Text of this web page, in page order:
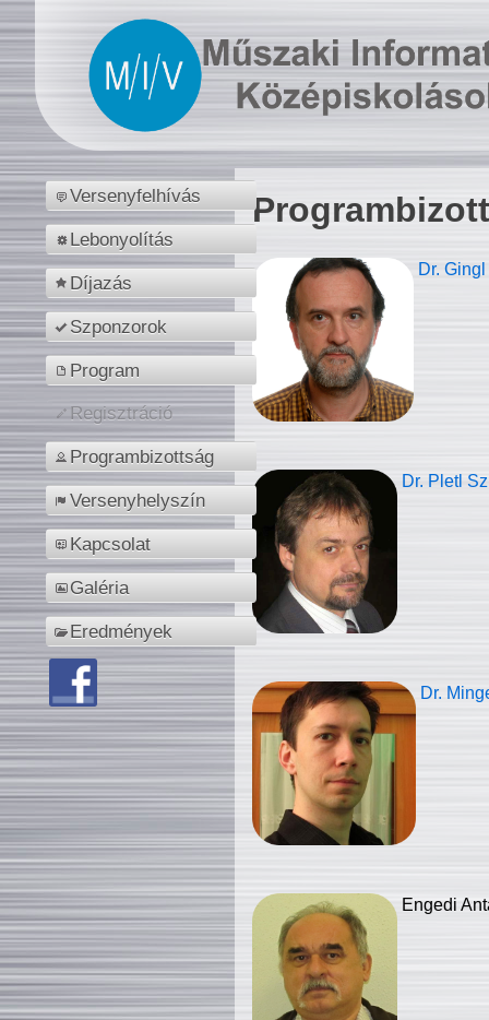
Versenyfelhívás
Lebonyolítás
Díjazás
Szponzorok
Program
Regisztráció
Programbizottság
Versenyhelyszín
Kapcsolat
Galéria
Eredmények
Dr.
Dr. Pletl
Dr.
Engedi